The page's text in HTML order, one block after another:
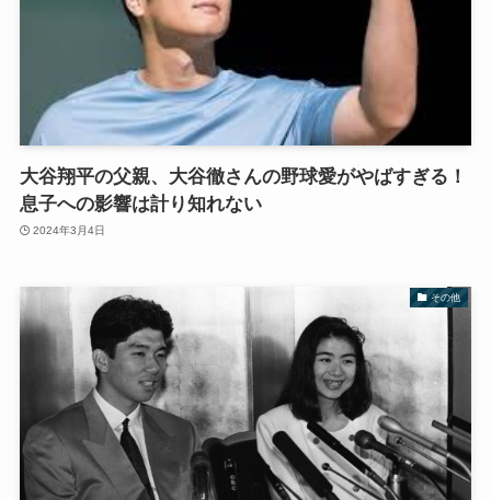
大谷翔平の父親、大谷徹さんの野球愛がやばすぎる！
息子への影響は計り知れない
2024年3月4日
その他